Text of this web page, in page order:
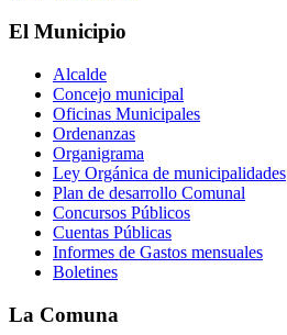
El Municipio
Alcalde
Concejo municipal
Oficinas Municipales
Ordenanzas
Organigrama
Ley Orgánica de municipalidades
Plan de desarrollo Comunal
Concursos Públicos
Cuentas Públicas
Informes de Gastos mensuales
Boletines
La Comuna